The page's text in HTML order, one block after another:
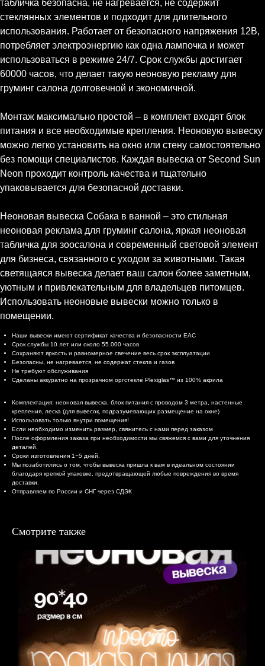
табличка безопасна, не нагревается, не содержит
стеклянных элементов и подходит для длительного
использования. Работает от безопасного напряжения 12В,
потребляет электроэнергию как одна лампочка и может
использоваться в режиме 24/7. Срок службы достигает
60000 часов, что делает такую неоновую рекламу для
груминг салона долговечной и экономичной.
Монтаж максимально простой – в комплект входят блок
питания и все необходимые крепления. Неоновую вывеску
можно легко установить на окно или стену самостоятельно
без помощи специалистов. Каждая вывеска от Second Sun
Neon проходит контроль качества и тщательно
упаковывается для безопасной доставки.
Неоновая вывеска Собака в ванной – это стильная
неоновая реклама для груминг салона, яркая неоновая
табличка для зоосалона и современный световой элемент
для бизнеса, связанного с уходом за животными. Такая
светящаяся вывеска делает ваш салон более заметным,
уютным и привлекательным для владельцев питомцев.
Использовать неоновые вывески можно только в
помещении.
Наши вывески имеют сертификат качества и безопасности EAC
Срок службы 10 лет или около 55.000 часов
Сохраняют яркость и равномерное свечение весь срок эксплуатации
Безопасны, не нагревается, не содержат стекла и газов
Не требуют обслуживания
Сделаны аккуратно на прозрачном оргстекле Plexiglas™ из 100% акрила
Комплектация: неоновая вывеска, блок питания с проводом 3 метра, настенные
крепления, леска (для вывесок, подразумевающих размещение на окне)
Использовать только внутри помещения!
Если необходимо изменить размер, свяжитесь с нами перед заказом
После оформления заказа при необходимости мы свяжемся с вами для уточнения
деталей.
Сроки изготовления 1−5 дней.
Мы позаботились о том, чтобы вывеска пришла к вам в идеальном состоянии
благодаря крепкой упаковке, предотвращающей любые повреждения во время
доставки.
Отправляем по России и СНГ через СДЭК
Смотрите также